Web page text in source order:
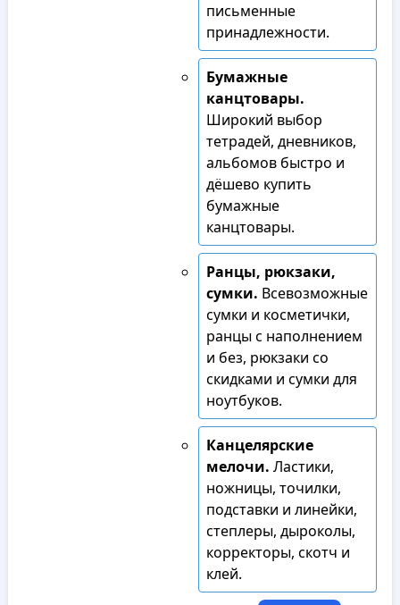
письменные
принадлежности.
Бумажные
канцтовары.
Широкий выбор
тетрадей, дневников,
альбомов быстро и
дёшево купить
бумажные
канцтовары.
Ранцы, рюкзаки,
сумки. Всевозможные
сумки и косметички,
ранцы с наполнением
и без, рюкзаки со
скидками и сумки для
ноутбуков.
Канцелярские
мелочи. Ластики,
ножницы, точилки,
подставки и линейки,
степлеры, дыроколы,
корректоры, скотч и
клей.